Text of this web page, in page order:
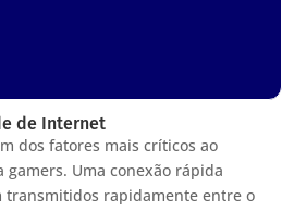
de Internet
dos fatores mais críticos ao
Uma conexão rápida
transmitidos rapidamente entre o